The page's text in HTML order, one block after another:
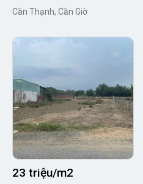
Cần Thạnh, Cần Giờ
23 triệu/m2